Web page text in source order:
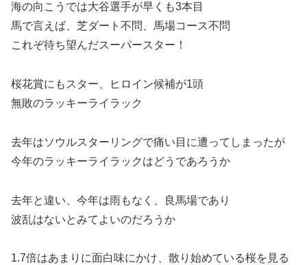
海の向こうでは大谷選手が早くも3本目
馬で言えば、芝ダート不問、馬場コース不問
これぞ待ち望んだスーパースター！
桜花賞にもスター、ヒロイン候補が1頭
無敗のラッキーライラック
去年はソウルスターリングで痛い目に遭ってしまったが
今年のラッキーライラックはどうであろうか
去年と違い、今年は雨もなく、良馬場であり
波乱はないとみてよいのだろうか
1.7倍はあまりに面白味にかけ、散り始めている桜を見る